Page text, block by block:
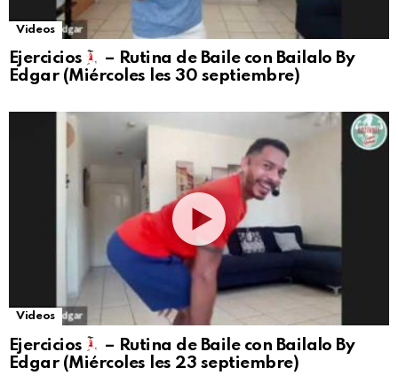
Videos
Ejercicios
– Rutina de Baile con Bailalo By
Edgar (Miércoles les 30 septiembre)
Videos
Ejercicios
– Rutina de Baile con Bailalo By
Edgar (Miércoles les 23 septiembre)